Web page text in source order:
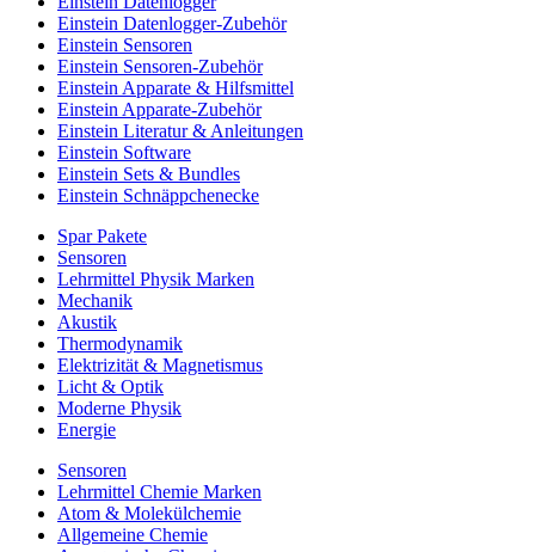
Einstein Datenlogger-Zubehör
Einstein Sensoren
Einstein Sensoren-Zubehör
Einstein Apparate & Hilfsmittel
Einstein Apparate-Zubehör
Einstein Literatur & Anleitungen
Einstein Software
Einstein Sets & Bundles
Einstein Schnäppchenecke
Spar Pakete
Sensoren
Lehrmittel Physik Marken
Mechanik
Akustik
Thermodynamik
Elektrizität & Magnetismus
Licht & Optik
Moderne Physik
Energie
Sensoren
Lehrmittel Chemie Marken
Atom & Molekülchemie
Allgemeine Chemie